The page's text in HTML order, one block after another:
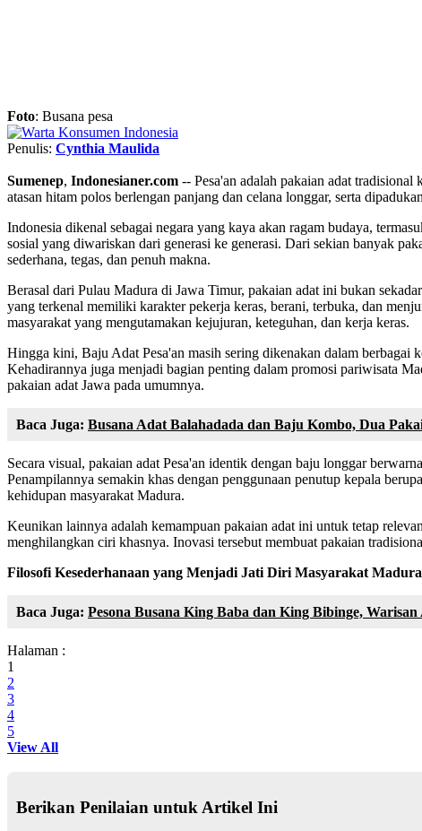
Foto: Busana pesa
Penulis: Cynthia Maulida
Sumenep, Indonesianer.com -- Pesa'an adalah pakaian adat
atasan hitam polos berlengan panjang dan celana longgar, serta
Indonesia dikenal sebagai negara yang kaya akan ragam budaya,
sosial yang diwariskan dari generasi ke generasi. Dari sekian banyak
sederhana, tegas, dan penuh makna.
Berasal dari Pulau Madura di Jawa Timur, pakaian adat ini bukan
yang terkenal memiliki karakter pekerja keras, berani, terbuka, dan
masyarakat yang mengutamakan kejujuran, keteguhan, dan kerja keras.
Hingga kini, Baju Adat Pesa'an masih sering dikenakan dalam berbagai
Kehadirannya juga menjadi bagian penting dalam promosi pariwisata
pakaian adat Jawa pada umumnya.
Baca Juga: Busana Adat Balahadada dan Baju Kombo, Dua
Secara visual, pakaian adat Pesa'an identik dengan baju longgar
Penampilannya semakin khas dengan penggunaan penutup kepala
kehidupan masyarakat Madura.
Keunikan lainnya adalah kemampuan pakaian adat ini untuk tetap
menghilangkan ciri khasnya. Inovasi tersebut membuat pakaian
Filosofi Kesederhanaan yang Menjadi Jati Diri Masyarakat Madura
Baca Juga: Pesona Busana King Baba dan King Bibinge,
Halaman :
1
2
3
4
5
View All
Berikan Penilaian untuk Artikel Ini